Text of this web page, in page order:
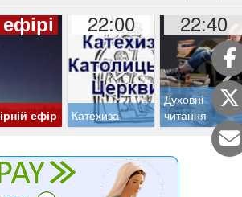
ефір
22:00
Катехиза
22:40
Духовні
читання